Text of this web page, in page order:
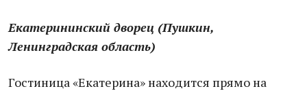
Екатерининский дворец (Пушкин,
Ленинградская область)
Гостиница «Екатерина» находится прямо на